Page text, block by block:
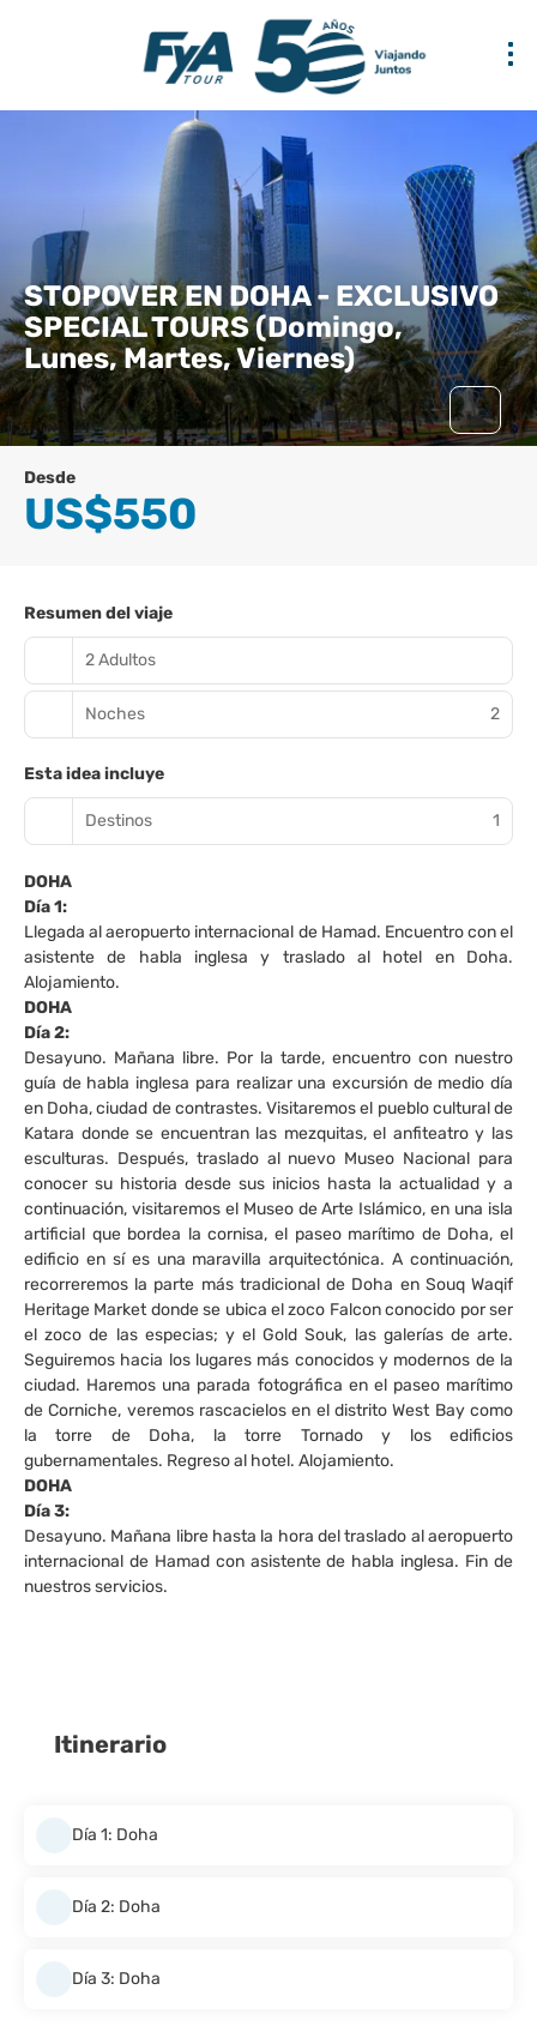
STOPOVER EN DOHA - EXCLUSIVO
SPECIAL TOURS (Domingo,
Lunes, Martes, Viernes)
Desde
US$550
Resumen del viaje
2 Adultos
Noches 2
Esta idea incluye
Destinos 1
DOHA
Día 1:
Llegada al aeropuerto internacional de Hamad. Encuentro con el
asistente de habla inglesa y traslado al hotel en Doha.
Alojamiento.
DOHA
Día 2:
Desayuno. Mañana libre. Por la tarde, encuentro con nuestro
guía de habla inglesa para realizar una excursión de medio día
en Doha, ciudad de contrastes. Visitaremos el pueblo cultural de
Katara donde se encuentran las mezquitas, el anfiteatro y las
esculturas. Después, traslado al nuevo Museo Nacional para
conocer su historia desde sus inicios hasta la actualidad y a
continuación, visitaremos el Museo de Arte Islámico, en una isla
artificial que bordea la cornisa, el paseo marítimo de Doha, el
edificio en sí es una maravilla arquitectónica. A continuación,
recorreremos la parte más tradicional de Doha en Souq Waqif
Heritage Market donde se ubica el zoco Falcon conocido por ser
el zoco de las especias; y el Gold Souk, las galerías de arte.
Seguiremos hacia los lugares más conocidos y modernos de la
ciudad. Haremos una parada fotográfica en el paseo marítimo
de Corniche, veremos rascacielos en el distrito West Bay como
la torre de Doha, la torre Tornado y los edificios
gubernamentales. Regreso al hotel. Alojamiento.
DOHA
Día 3:
Desayuno. Mañana libre hasta la hora del traslado al aeropuerto
internacional de Hamad con asistente de habla inglesa. Fin de
nuestros servicios.
Itinerario
Día 1: Doha
Día 2: Doha
Día 3: Doha